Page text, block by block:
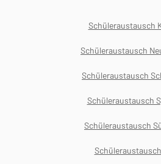
Schüleraustausch
Schüleraustausch
Schüleraustausch
Schüleraustausch
Schüleraustausch